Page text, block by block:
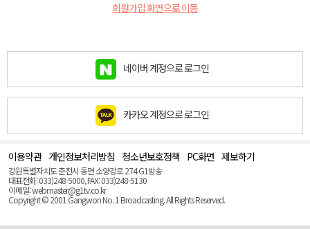
회원가입 화면으로 이동
네이버 계정으로 로그인
카카오 계정으로 로그인
이용약관 개인정보처리방침 청소년보호정책 PC화면 제보하기
강원특별자치도 춘천시 동면 소양강로 274 G1방송
대표전화: 033)248-5000, FAX: 033)248-5130
이메일: webmaster@g1tv.co.kr
Copyright © 2001 Gangwon No. 1 Broadcasting. All Rights Reserved.